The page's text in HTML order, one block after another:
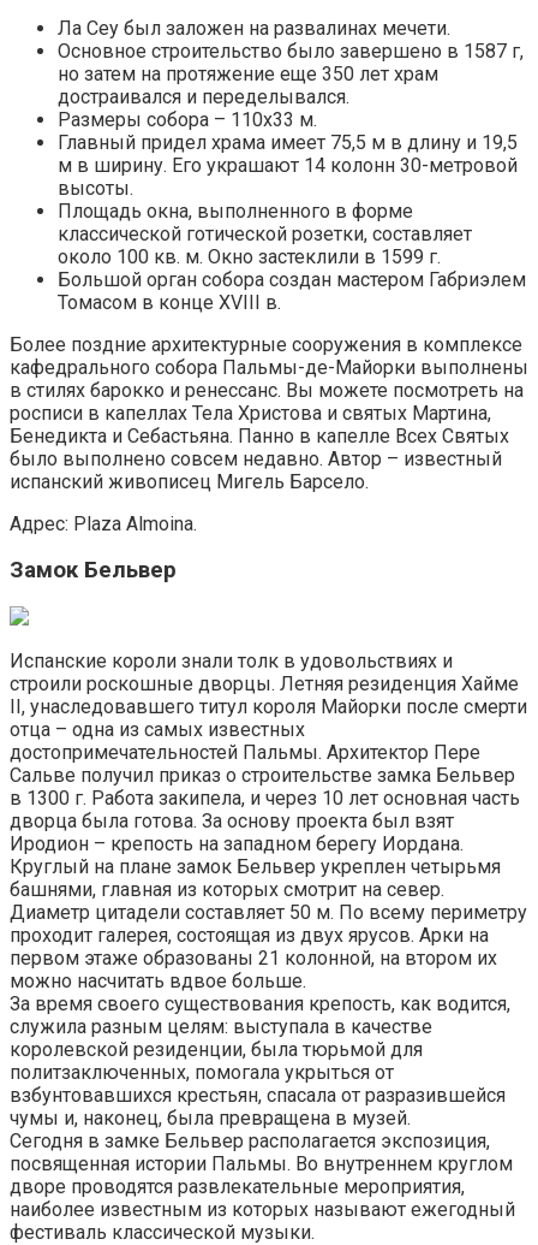
Ла Сеу был заложен на развалинах мечети.
Основное строительство было завершено в 1587 г,
но затем на протяжение еще 350 лет храм
достраивался и переделывался.
Размеры собора – 110х33 м.
Главный придел храма имеет 75,5 м в длину и 19,5
м в ширину. Его украшают 14 колонн 30-метровой
высоты.
Площадь окна, выполненного в форме
классической готической розетки, составляет
около 100 кв. м. Окно застеклили в 1599 г.
Большой орган собора создан мастером Габриэлем
Томасом в конце XVIII в.
Более поздние архитектурные сооружения в комплексе
кафедрального собора Пальмы-де-Майорки выполнены
в стилях барокко и ренессанс. Вы можете посмотреть на
росписи в капеллах Тела Христова и святых Мартина,
Бенедикта и Себастьяна. Панно в капелле Всех Святых
было выполнено совсем недавно. Автор – известный
испанский живописец Мигель Барсело.
Адрес: Plaza Almoina.
Замок Бельвер
Испанские короли знали толк в удовольствиях и
строили роскошные дворцы. Летняя резиденция Хайме
II, унаследовавшего титул короля Майорки после смерти
отца – одна из самых известных
достопримечательностей Пальмы. Архитектор Пере
Сальве получил приказ о строительстве замка Бельвер
в 1300 г. Работа закипела, и через 10 лет основная часть
дворца была готова. За основу проекта был взят
Иродион – крепость на западном берегу Иордана.
Круглый на плане замок Бельвер укреплен четырьмя
башнями, главная из которых смотрит на север.
Диаметр цитадели составляет 50 м. По всему периметру
проходит галерея, состоящая из двух ярусов. Арки на
первом этаже образованы 21 колонной, на втором их
можно насчитать вдвое больше.
За время своего существования крепость, как водится,
служила разным целям: выступала в качестве
королевской резиденции, была тюрьмой для
политзаключенных, помогала укрыться от
взбунтовавшихся крестьян, спасала от разразившейся
чумы и, наконец, была превращена в музей.
Сегодня в замке Бельвер располагается экспозиция,
посвященная истории Пальмы. Во внутреннем круглом
дворе проводятся развлекательные мероприятия,
наиболее известным из которых называют ежегодный
фестиваль классической музыки.